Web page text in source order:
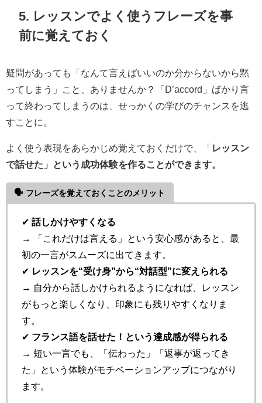
5. レッスンでよく使うフレーズを事
前に覚えておく
疑問があっても「なんて言えばいいのか分からないから黙
ってしまう」こと、ありませんか？「D’accord」ばかり言
って終わってしまうのは、せっかくの学びのチャンスを逃
すことに。
よく使う表現をあらかじめ覚えておくだけで、「 レッスン
で話せた」という成功体験を作ることができます。
🗣 フレーズを覚えておくことのメリット
✔ 話しかけやすくなる
→ 「これだけは言える」という安心感があると、最
初の一言がスムーズに出てきます。
✔ レッスンを“受け身”から“対話型”に変えられる
→ 自分から話しかけられるようになれば、レッスン
がもっと楽しくなり、印象にも残りやすくなりま
す。
✔ フランス語を話せた！という達成感が得られる
→ 短い一言でも、「伝わった」「返事が返ってき
た」という体験がモチベーションアップにつながり
ます。